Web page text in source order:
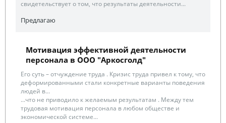
свидетельствует о том, что результаты деятельности...
Предлагаю
Мотивация эффективной деятельности
персонала в ООО "Аркосголд"
Его суть – отчуждение труда . Кризис труда привел к тому, что
деформированными стали конкретные варианты поведения
людей в...
...что не приводило к желаемым результатам . Между тем
трудовая мотивация персонала в любом обществе и
экономической системе...